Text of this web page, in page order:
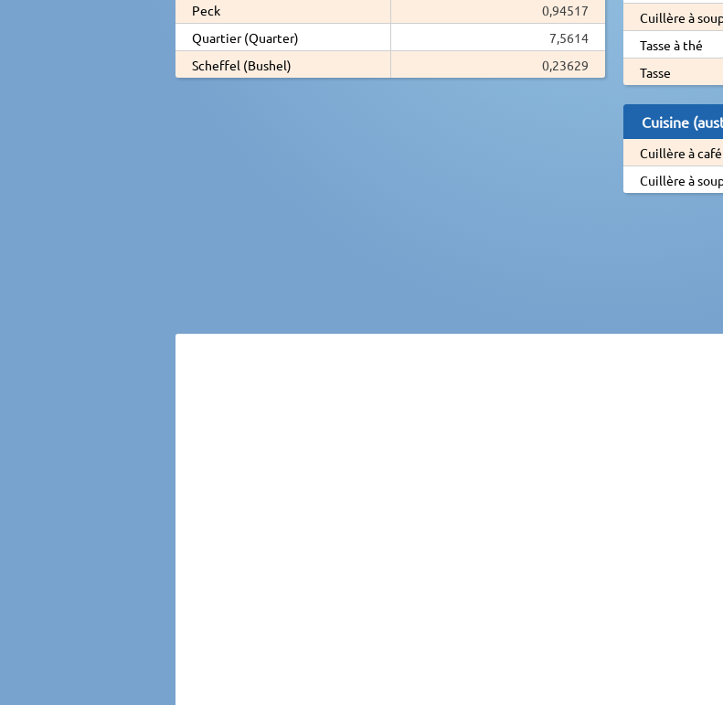
Peck
0,94517
Quartier (Quarter)
7,5614
Scheffel (Bushel)
0,23629
Cuillère à
Tasse à thé
Tasse
Cuisine
Cuillère à café
Cuillère à